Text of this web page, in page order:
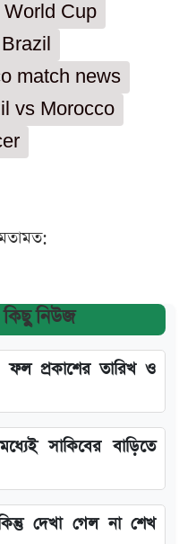
Cup
match news
vs Morocco
নিউজ
প্রকাশের তারিখ ও
সাকিবের বাড়িতে
দেখা গেল না শেখ